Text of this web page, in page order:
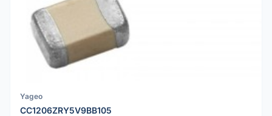
Yageo
CC1206ZRY5V9BB105